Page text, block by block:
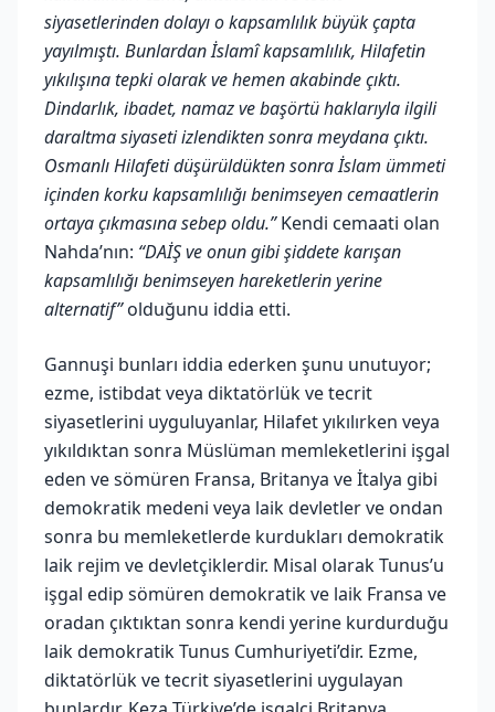
siyasetlerinden dolayı o kapsamlılık büyük çapta
yayılmıştı. Bunlardan İslamî kapsamlılık, Hilafetin
yıkılışına tepki olarak ve hemen akabinde çıktı.
Dindarlık, ibadet, namaz ve başörtü haklarıyla ilgili
daraltma siyaseti izlendikten sonra meydana çıktı.
Osmanlı Hilafeti düşürüldükten sonra İslam ümmeti
içinden korku kapsamlılığı benimseyen cemaatlerin
ortaya çıkmasına sebep oldu.”Kendi cemaati olan
Nahda’nın: “DAİŞ ve onun gibi şiddete karışan
kapsamlılığı benimseyen hareketlerin yerine
alternatif”olduğunu iddia etti.
Gannuşi bunları iddia ederken şunu unutuyor;
ezme, istibdat veya diktatörlük ve tecrit
siyasetlerini uyguluyanlar, Hilafet yıkılırken veya
yıkıldıktan sonra Müslüman memleketlerini işgal
eden ve sömüren Fransa, Britanya ve İtalya gibi
demokratik medeni veya laik devletler ve ondan
sonra bu memleketlerde kurdukları demokratik
laik rejim ve devletçiklerdir. Misal olarak Tunus’u
işgal edip sömüren demokratik ve laik Fransa ve
oradan çıktıktan sonra kendi yerine kurdurduğu
laik demokratik Tunus Cumhuriyeti’dir. Ezme,
diktatörlük ve tecrit siyasetlerini uygulayan